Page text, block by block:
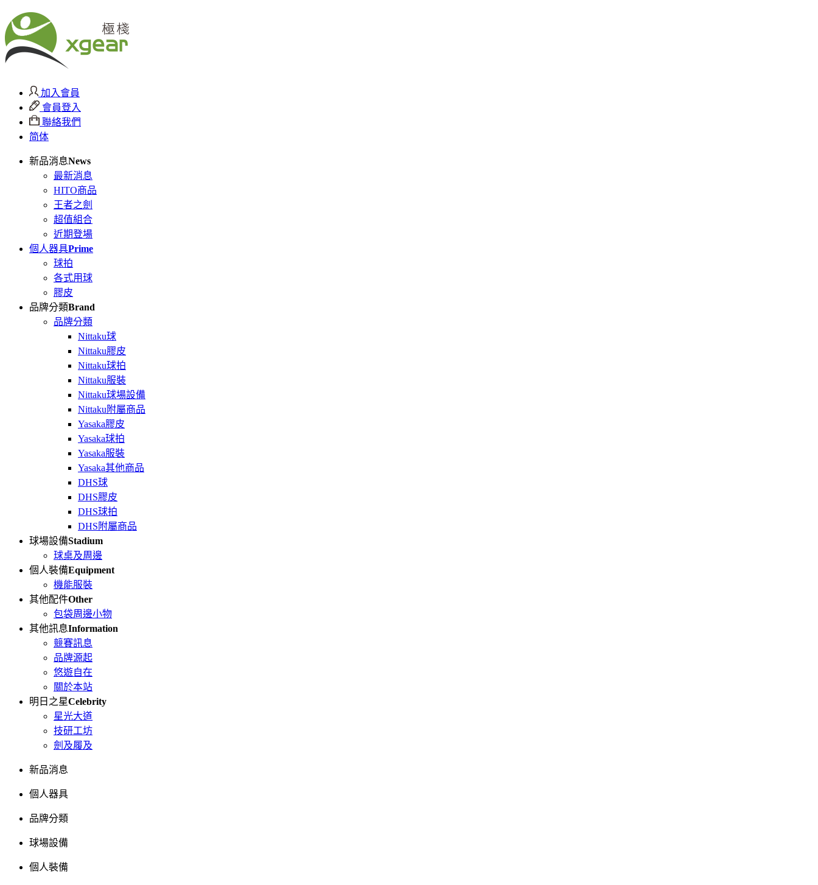
加入會員
會員登入
聯絡我們
简体
新品消息News
最新消息
HITO商品
王者之劍
超值組合
近期登場
個人器具Prime
球拍
各式用球
膠皮
品牌分類Brand
品牌分類
Nittaku球
Nittaku膠皮
Nittaku球拍
Nittaku服裝
Nittaku球場設備
Nittaku附屬商品
Yasaka膠皮
Yasaka球拍
Yasaka服裝
Yasaka其他商品
DHS球
DHS膠皮
DHS球拍
DHS附屬商品
球場設備Stadium
球桌及周邊
個人裝備Equipment
機能服裝
其他配件Other
包袋周邊小物
其他訊息Information
競賽訊息
品牌源起
悠遊自在
關於本站
明日之星Celebrity
星光大道
技研工坊
劍及履及
新品消息
個人器具
品牌分類
球場設備
個人裝備